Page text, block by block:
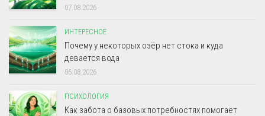
07.08.2026
ИНТЕРЕСНОЕ
Почему у некоторых озёр нет стока и куда
девается вода
06.08.2026
ПСИХОЛОГИЯ
Как забота о базовых потребностях помогает